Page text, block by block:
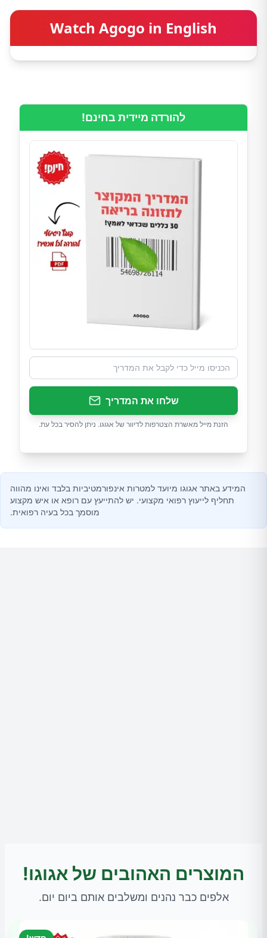
Watch Agogo in English
להורדה מיידית בחינם!
שלחו את המדריך
הזנת מייל מאשרת הצטרפות לדיוור של אגוגו. ניתן להסיר בכל עת.
המידע באתר אגוגו מיועד למטרות אינפורמטיביות בלבד ואינו מהווה
תחליף לייעוץ רפואי מקצועי. יש להתייעץ עם רופא או איש מקצוע
מוסמך בכל בעיה רפואית.
המוצרים האהובים של אגוגו!
אלפים כבר נהנים ומשלבים אותם ביום יום.